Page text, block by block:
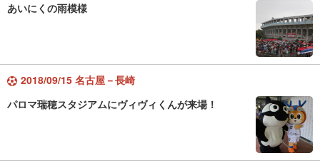
あいにくの雨模様
2018/09/15 名古屋－長崎
パロマ瑞穂スタジアムにヴィヴィくんが来場！